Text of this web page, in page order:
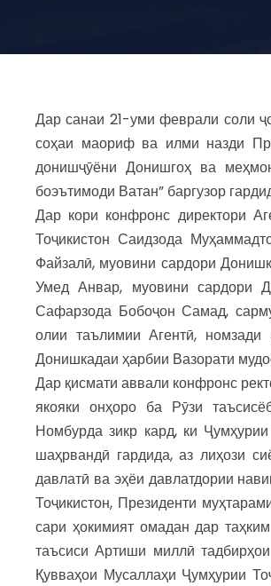
Дар санаи 21-уми феврали соли
соҳаи маориф ва илми назди
донишҷӯёни Донишгоҳ ва
боэътимоди Ватан” баргузор
Дар кори конфронс директори
Тоҷикистон Саидзода
Файзалӣ, муовини сардори
Умед Анвар, муовини сардори
Сафарзода Бобоҷон Самад,
олии таълимии Агентӣ,
Донишкадаи ҳарбии Вазорати
Дар қисмати аввали конфронс
якояки онҳоро ба Рӯзи
Номбурда зикр кард, ки
шаҳрвандӣ гардида, аз лиҳози
давлатӣ ва эҳёи давлатдории
Тоҷикистон, Президенти
сари ҳокимият омадан дар
таъсиси Артиши миллӣ
Қувваҳои Мусаллаҳи Ҷумҳурии